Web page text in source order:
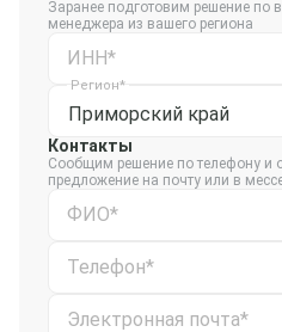
Заранее подготовим решение по
менеджера из вашего региона
ИНН*
Приморский край
Регион*
Контакты
Сообщим решение по телефону и
предложение на почту или в
ФИО*
Телефон*
Электронная почта*